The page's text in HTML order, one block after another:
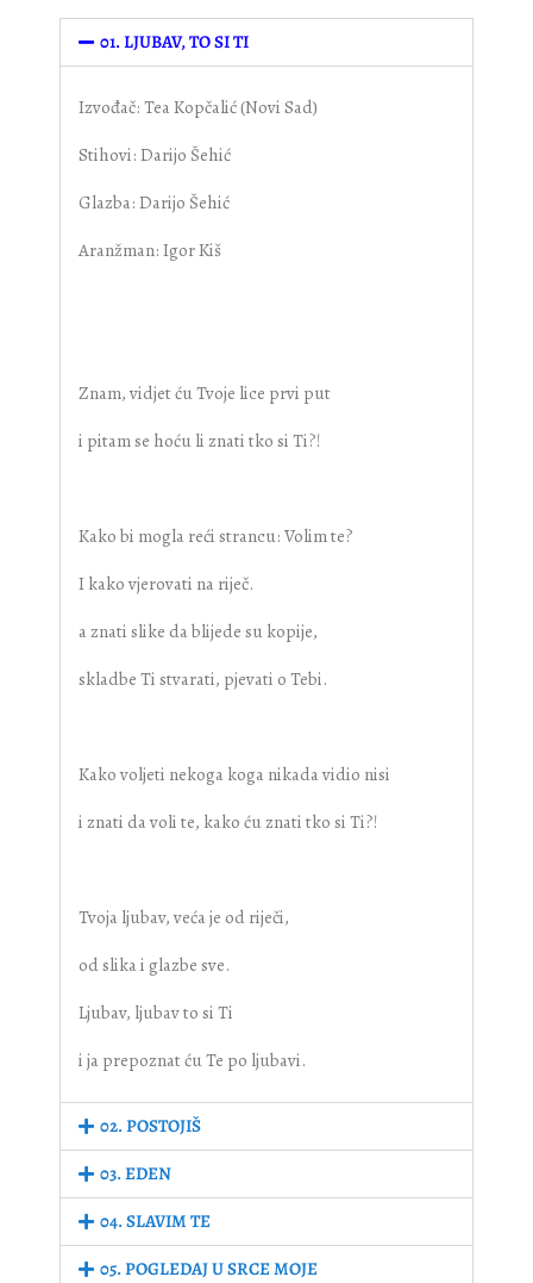
01. LJUBAV, TO SI TI
Izvođač: Tea Kopčalić (Novi Sad)
Stihovi: Darijo Šehić
Glazba: Darijo Šehić
Aranžman: Igor Kiš
Znam, vidjet ću Tvoje lice prvi put
i pitam se hoću li znati tko si Ti?!
Kako bi mogla reći strancu: Volim te?
I kako vjerovati na riječ.
a znati slike da blijede su kopije,
skladbe Ti stvarati, pjevati o Tebi.
Kako voljeti nekoga koga nikada vidio nisi
i znati da voli te, kako ću znati tko si Ti?!
Tvoja ljubav, veća je od riječi,
od slika i glazbe sve.
Ljubav, ljubav to si Ti
i ja prepoznat ću Te po ljubavi.
02. POSTOJIŠ
03. EDEN
04. SLAVIM TE
05. POGLEDAJ U SRCE MOJE